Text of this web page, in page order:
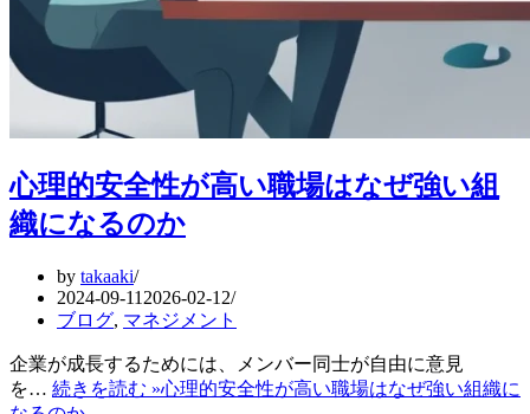
心理的安全性が高い職場はなぜ強い組
織になるのか
by takaaki
2024-09-11 2026-02-12
ブログ, マネジメント
企業が成長するためには、メンバー同士が自由に意見
を… 続きを読む »心理的安全性が高い職場はなぜ強い組織に